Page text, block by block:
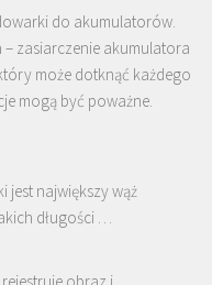
do akumulatorów.
– zasiarczenie akumulatora
może dotknąć każdego
mogą być poważne.
jest największy wąż
długości …